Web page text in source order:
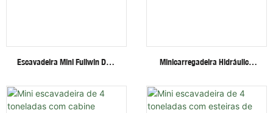
Escavadeira Mini Fullwin De 3
Multifuncionais - Escavadeira
De Esteiras
Minicarregadeira Hidráulica
Rodas/esteiras E Diversos
Acessórios.